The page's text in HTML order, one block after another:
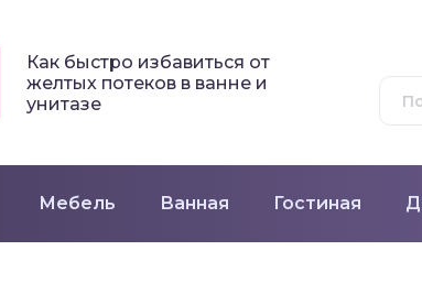
Как быстро избавиться от
желтых потеков в ванне и
унитазе
Мебель Ванная Гостиная